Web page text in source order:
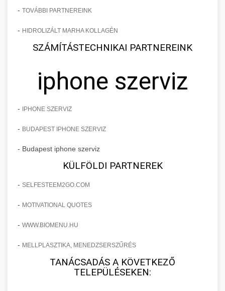
- TOVÁBBI PARTNEREINK
- HIDROLIZÁLT MARHA KOLLAGÉN
SZÁMÍTÁSTECHNIKAI PARTNEREINK
iphone szerviz
- IPHONE SZERVIZ
- BUDAPEST IPHONE SZERVIZ
- Budapest iphone szerviz
KÜLFÖLDI PARTNEREK
- SELFESTEEM2GO.COM
- MOTIVATIONAL QUOTES
- WWW.BIOMENU.HU
- MELLPLASZTIKA, MENEDZSERSZŰRÉS
TANÁCSADÁS A KÖVETKEZŐ
TELEPÜLÉSEKEN: